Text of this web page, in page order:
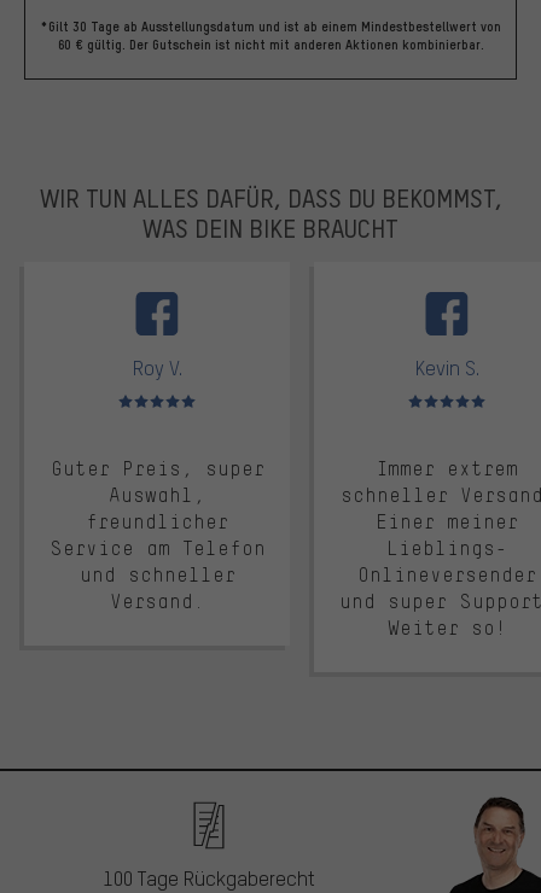
*Gilt 30 Tage ab Ausstellungsdatum und ist ab einem Mindestbestellwert von
60 € gültig. Der Gutschein ist nicht mit anderen Aktionen kombinierbar.
WIR TUN ALLES DAFÜR, DASS DU BEKOMMST,
WAS DEIN BIKE BRAUCHT
Roy V.
Bewertungen: 5 von 5
Guter Preis, super
Auswahl,
freundlicher
Service am Telefon
und schneller
Versand.
Kevin S.
Bewertungen: 5 von 5
Immer extrem
schneller
Einer meiner
Lieblings-
Onlineversender
und super
Weiter so!
100 Tage Rückgaberecht